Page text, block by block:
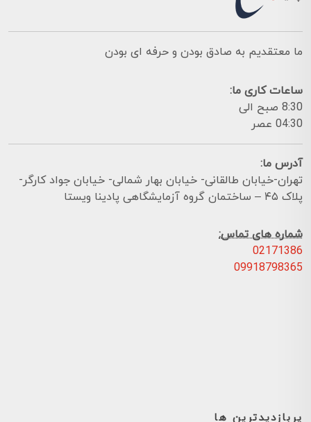
ما معتقدیم به صادق بودن و حرفه ای بودن
ساعات کاری ما:
8:30 صبح الی
04:30 عصر
آدرس ما:
تهران-خیابان طالقانی- خیابان بهار شمالی- خیابان جواد کارگر-
پلاک ۴۵ – ساختمان گروه آزمایشگاهی پادینا ویستا
شماره های تماس:
02171386
09918798365
پربازدیدترین ها